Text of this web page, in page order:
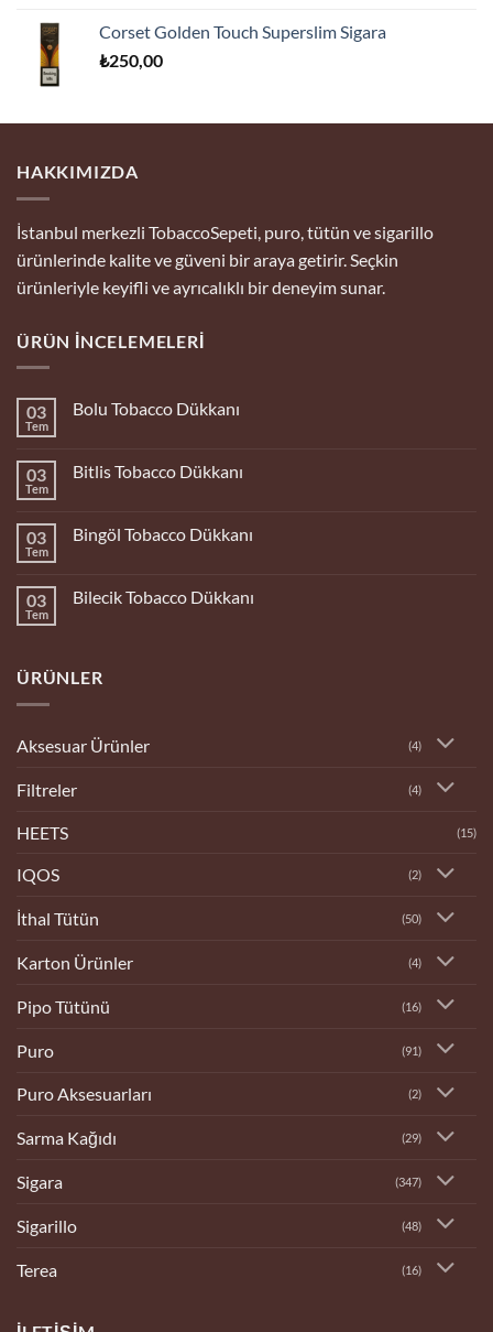
Corset Golden Touch Superslim Sigara
₺250,00
HAKKIMIZDA
İstanbul merkezli TobaccoSepeti, puro, tütün ve sigarillo
ürünlerinde kalite ve güveni bir araya getirir. Seçkin
ürünleriyle keyifli ve ayrıcalıklı bir deneyim sunar.
ÜRÜN İNCELEMELERI
03
Tem
Bolu Tobacco Dükkanı
Tobacco
03
Tem
Bitlis Tobacco Dükkanı
Tobacco
03
Tem
Bingöl Tobacco Dükkanı
Tobacco
03
Tem
Bilecik Tobacco Dükkanı
Dükkanı
ÜRÜNLER
Aksesuar Ürünler (4)
Filtreler (4)
HEETS (15)
IQOS (2)
İthal Tütün (50)
Karton Ürünler (4)
Pipo Tütünü (16)
Puro (91)
Puro Aksesuarları (2)
Sarma Kağıdı (29)
Sigara (347)
Sigarillo (48)
Terea (16)